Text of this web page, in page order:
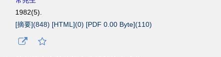
1982(5).
[摘要](848) [HTML](0) [PDF 0.00 Byte](110)